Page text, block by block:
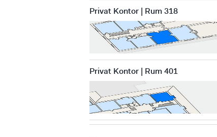
Privat Kontor | Rum 318
Privat Kontor | Rum 401